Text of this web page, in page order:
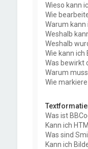
Wieso kann
Wie
Warum
Weshalb
Weshalb
Wie kann
Was bewirkt
Warum
Wie
Was ist
Kann ich
Was sind
Kann ich